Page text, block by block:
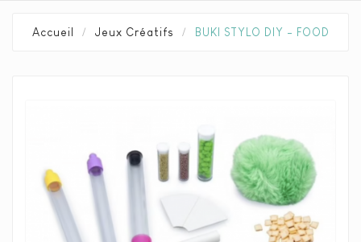
Accueil Jeux Créatifs BUKI STYLO DIY - FOOD